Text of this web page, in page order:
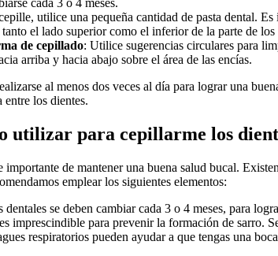
cada 3 o 4 meses.
utilice una pequeña cantidad de pasta dental.
el lado superior ‍como el inferior de⁤ la parte ‌de
de cepillado: Utilice sugerencias circulares para
arriba y hacia abajo sobre el área de las encías.
al menos dos veces al día para lograr una
los dientes.
utilizar para cepillarme los
importante de mantener una buena salud bucal.
emplear los siguientes elementos:⁢
dentales se deben ⁣cambiar cada 3‍ o 4 meses, para
imprescindible para prevenir la ⁣formación de sarro.
respiratorios pueden ayudar a ‌que tengas una